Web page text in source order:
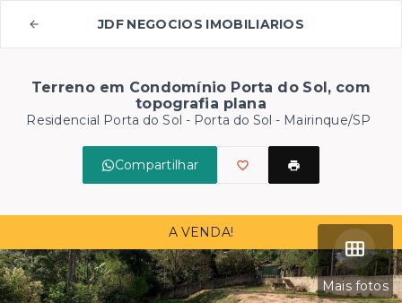
JDF NEGOCIOS IMOBILIARIOS
Terreno em Condomínio Porta do Sol, com
topografia plana
Residencial Porta do Sol - Porta do Sol - Mairinque/SP
Compartilhar
Mais fotos
A VENDA!